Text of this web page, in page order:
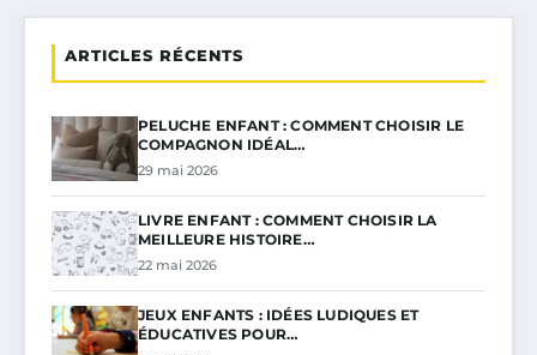
ARTICLES RÉCENTS
PELUCHE ENFANT : COMMENT CHOISIR LE
COMPAGNON IDÉAL…
29 mai 2026
LIVRE ENFANT : COMMENT CHOISIR LA
MEILLEURE HISTOIRE…
22 mai 2026
JEUX ENFANTS : IDÉES LUDIQUES ET
ÉDUCATIVES POUR…